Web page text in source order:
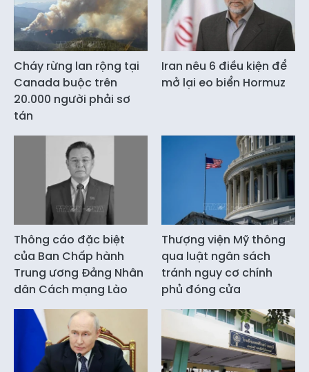
Cháy rừng lan rộng tại
Canada buộc trên
20.000 người phải sơ
tán
Iran nêu 6 điều kiện để
mở lại eo biển Hormuz
Thông cáo đặc biệt
của Ban Chấp hành
Trung ương Đảng Nhân
dân Cách mạng Lào
Thượng viện Mỹ thông
qua luật ngân sách
tránh nguy cơ chính
phủ đóng cửa